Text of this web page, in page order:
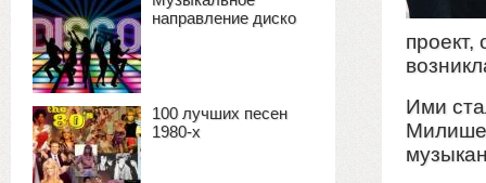
направление диско
100 лучших песен
1980-х
проект,
Ими